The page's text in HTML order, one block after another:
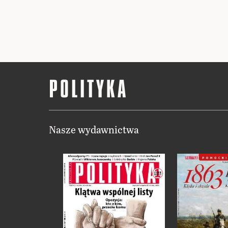
Nasze wydawnictwa